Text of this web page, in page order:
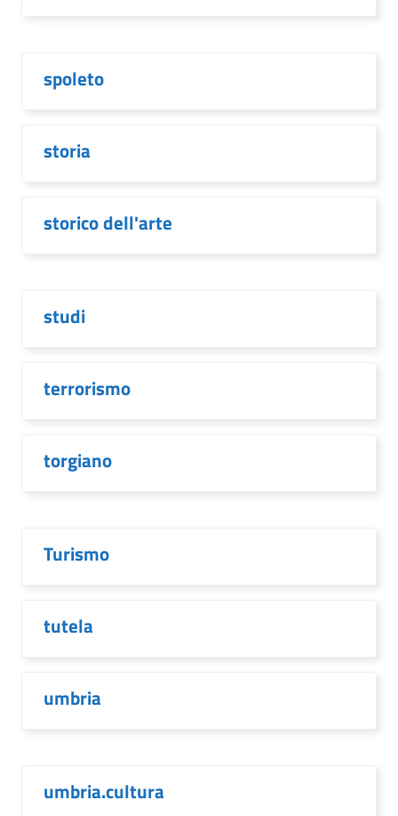
spoleto
storia
storico dell'arte
studi
terrorismo
torgiano
Turismo
tutela
umbria
umbria.cultura